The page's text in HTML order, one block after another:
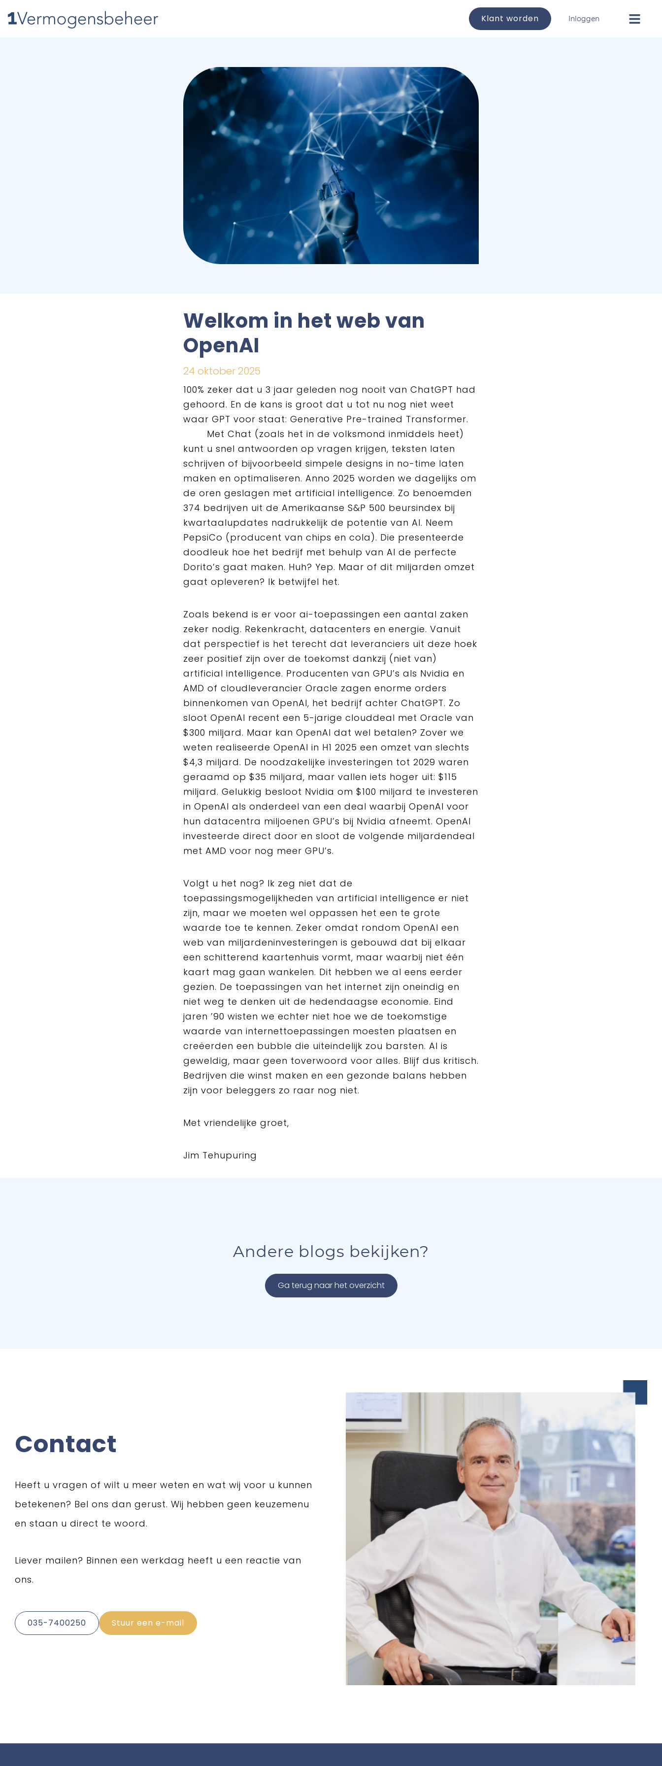
Klant worden Inloggen
Welkom in het web van
OpenAI
24 oktober 2025
100% zeker dat u 3 jaar geleden nog nooit van ChatGPT had
gehoord. En de kans is groot dat u tot nu nog niet weet
waar GPT voor staat: Generative Pre-trained Transformer.
Met Chat (zoals het in de volksmond inmiddels heet)
kunt u snel antwoorden op vragen krijgen, teksten laten
schrijven of bijvoorbeeld simpele designs in no-time laten
maken en optimaliseren. Anno 2025 worden we dagelijks om
de oren geslagen met artificial intelligence. Zo benoemden
374 bedrijven uit de Amerikaanse S&P 500 beursindex bij
kwartaalupdates nadrukkelijk de potentie van AI. Neem
PepsiCo (producent van chips en cola). Die presenteerde
doodleuk hoe het bedrijf met behulp van AI de perfecte
Dorito’s gaat maken. Huh? Yep. Maar of dit miljarden omzet
gaat opleveren? Ik betwijfel het.
Zoals bekend is er voor ai-toepassingen een aantal zaken
zeker nodig. Rekenkracht, datacenters en energie. Vanuit
dat perspectief is het terecht dat leveranciers uit deze hoek
zeer positief zijn over de toekomst dankzij (niet van)
artificial intelligence. Producenten van GPU’s als Nvidia en
AMD of cloudleverancier Oracle zagen enorme orders
binnenkomen van OpenAI, het bedrijf achter ChatGPT. Zo
sloot OpenAI recent een 5-jarige clouddeal met Oracle van
$300 miljard. Maar kan OpenAI dat wel betalen? Zover we
weten realiseerde OpenAI in H1 2025 een omzet van slechts
$4,3 miljard. De noodzakelijke investeringen tot 2029 waren
geraamd op $35 miljard, maar vallen iets hoger uit: $115
miljard. Gelukkig besloot Nvidia om $100 miljard te investeren
in OpenAI als onderdeel van een deal waarbij OpenAI voor
hun datacentra miljoenen GPU’s bij Nvidia afneemt. OpenAI
investeerde direct door en sloot de volgende miljardendeal
met AMD voor nog meer GPU’s.
Volgt u het nog? Ik zeg niet dat de
toepassingsmogelijkheden van artificial intelligence er niet
zijn, maar we moeten wel oppassen het een te grote
waarde toe te kennen. Zeker omdat rondom OpenAI een
web van miljardeninvesteringen is gebouwd dat bij elkaar
een schitterend kaartenhuis vormt, maar waarbij niet één
kaart mag gaan wankelen. Dit hebben we al eens eerder
gezien. De toepassingen van het internet zijn oneindig en
niet weg te denken uit de hedendaagse economie. Eind
jaren ’90 wisten we echter niet hoe we de toekomstige
waarde van internettoepassingen moesten plaatsen en
creëerden een bubble die uiteindelijk zou barsten. AI is
geweldig, maar geen toverwoord voor alles. Blijf dus kritisch.
Bedrijven die winst maken en een gezonde balans hebben
zijn voor beleggers zo raar nog niet.
Met vriendelijke groet,
Jim Tehupuring
Andere blogs bekijken?
Ga terug naar het overzicht
Contact
Heeft u vragen of wilt u meer weten en wat wij voor u kunnen
betekenen? Bel ons dan gerust. Wij hebben geen keuzemenu
en staan u direct te woord.
Liever mailen? Binnen een werkdag heeft u een reactie van
ons.
035-7400250 Stuur een e-mail